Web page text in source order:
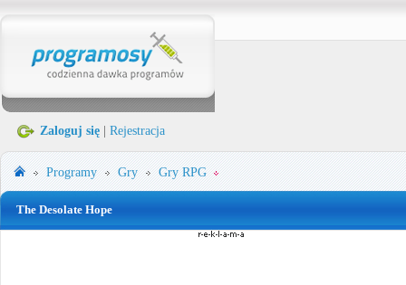
Zaloguj się Rejestracja
Programy Gry Gry RPG
The Desolate Hope